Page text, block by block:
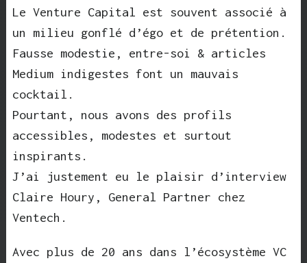
Le Venture Capital est souvent associé à
un milieu gonflé d’égo et de prétention.
Fausse modestie, entre-soi & articles
Medium indigestes font un mauvais
cocktail.
Pourtant, nous avons des profils
accessibles, modestes et surtout
inspirants.
J’ai justement eu le plaisir d’interview
Claire Houry, General Partner chez
Ventech.
Avec plus de 20 ans dans l’écosystème VC